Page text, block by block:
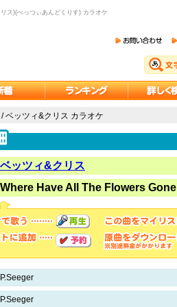
ス)(べっつぃあんどくりす) カラオケ
ベッツィ&クリス カラオケ
ベッツィ&クリス
Where Have All The Flowers Gone
P.Seeger
P.Seeger